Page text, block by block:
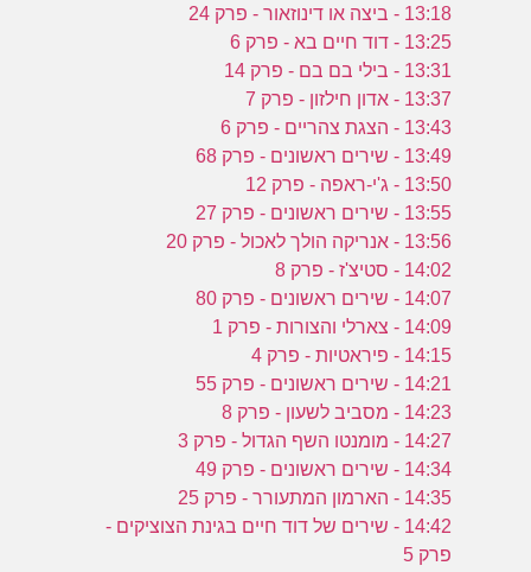
13:18 - ביצה או דינוזאור - פרק 24
13:25 - דוד חיים בא - פרק 6
13:31 - בילי בם בם - פרק 14
13:37 - אדון חילזון - פרק 7
13:43 - הצגת צהריים - פרק 6
13:49 - שירים ראשונים - פרק 68
13:50 - ג'י-ראפה - פרק 12
13:55 - שירים ראשונים - פרק 27
13:56 - אנריקה הולך לאכול - פרק 20
14:02 - סטיצ'ז - פרק 8
14:07 - שירים ראשונים - פרק 80
14:09 - צארלי והצורות - פרק 1
14:15 - פיראטיות - פרק 4
14:21 - שירים ראשונים - פרק 55
14:23 - מסביב לשעון - פרק 8
14:27 - מומנטו השף הגדול - פרק 3
14:34 - שירים ראשונים - פרק 49
14:35 - הארמון המתעורר - פרק 25
14:42 - שירים של דוד חיים בגינת הצוציקים -
פרק 5